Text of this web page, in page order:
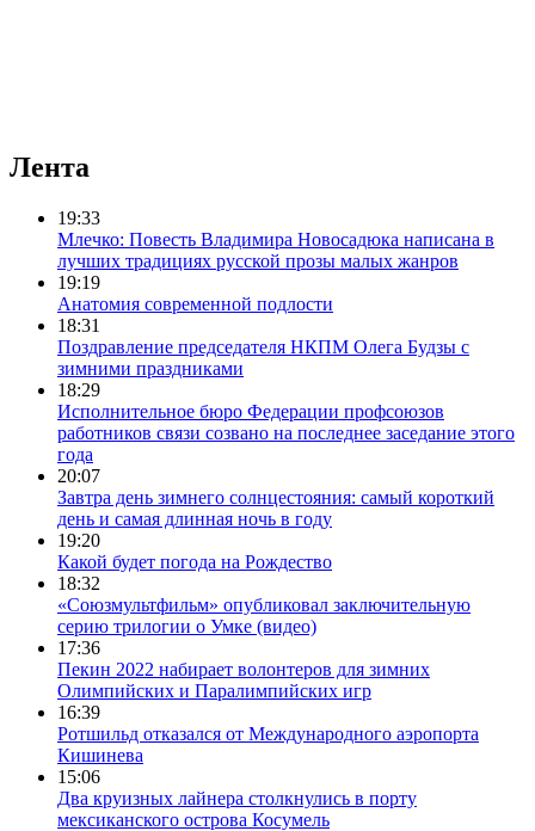
Лента
19:33
Млечко: Повесть Владимира Новосадюка написана в
лучших традициях русской прозы малых жанров
19:19
Анатомия современной подлости
18:31
Поздравление председателя НКПМ Олега Будзы с
зимними праздниками
18:29
Исполнительное бюро Федерации профсоюзов
работников связи созвано на последнее заседание этого
года
20:07
Завтра день зимнего солнцестояния: самый короткий
день и самая длинная ночь в году
19:20
Какой будет погода на Рождество
18:32
«Союзмультфильм» опубликовал заключительную
серию трилогии о Умке (видео)
17:36
Пекин 2022 набирает волонтеров для зимних
Олимпийских и Паралимпийских игр
16:39
Ротшильд отказался от Международного аэропорта
Кишинева
15:06
Два круизных лайнера столкнулись в порту
мексиканского острова Косумель